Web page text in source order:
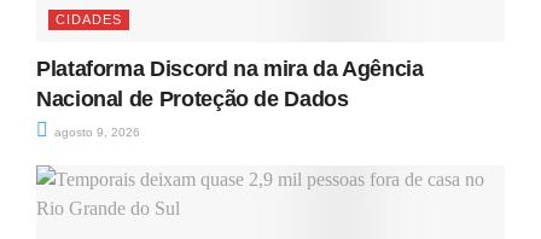
CIDADES
Plataforma Discord na mira da Agência
Nacional de Proteção de Dados
agosto 9, 2026